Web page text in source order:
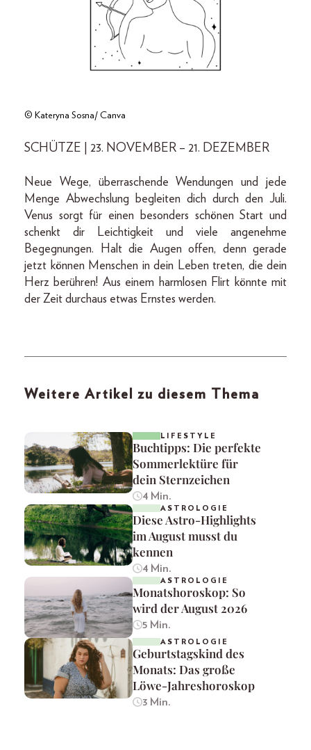
© Kateryna Sosna/ Canva
SCHÜTZE | 23. NOVEMBER – 21. DEZEMBER
Neue Wege, überraschende Wendungen und jede
Menge Abwechslung begleiten dich durch den Juli.
Venus sorgt für einen besonders schönen Start und
schenkt dir Leichtigkeit und viele angenehme
Begegnungen. Halt die Augen offen, denn gerade
jetzt können Menschen in dein Leben treten, die dein
Herz berühren! Aus einem harmlosen Flirt könnte mit
der Zeit durchaus etwas Ernstes werden.
Weitere Artikel zu diesem Thema
LIFESTYLE
Buchtipps: Die perfekte
Sommerlektüre für
dein Sternzeichen
4 Min.
ASTROLOGIE
Diese Astro-Highlights
im August musst du
kennen
4 Min.
ASTROLOGIE
Monatshoroskop: So
wird der August 2026
5 Min.
ASTROLOGIE
Geburtstagskind des
Monats: Das große
Löwe-Jahreshoroskop
3 Min.